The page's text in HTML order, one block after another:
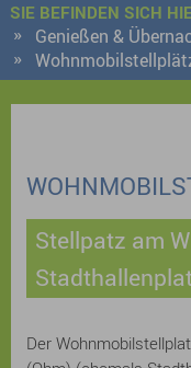
SIE BEFINDEN SICH
Genießen &
Stellpatz am
Der